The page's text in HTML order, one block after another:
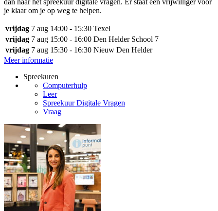
dan naar het spreekuur digitale vragen. Er staat een vrijwilliger voor
je klaar om je op weg te helpen.
vrijdag 7 aug 14:00 - 15:30 Texel
vrijdag 7 aug 15:00 - 16:00 Den Helder School 7
vrijdag 7 aug 15:30 - 16:30 Nieuw Den Helder
Meer informatie
Spreekuren
Computerhulp
Leer
Spreekuur Digitale Vragen
Vraag